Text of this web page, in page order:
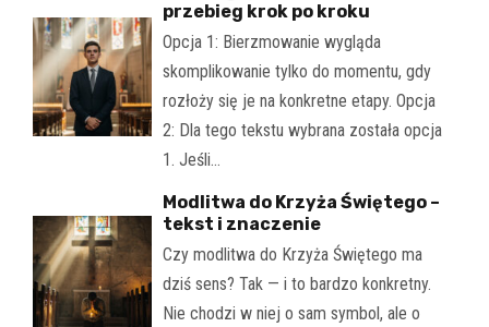
przebieg krok po kroku
Opcja 1: Bierzmowanie wygląda
skomplikowanie tylko do momentu, gdy
rozłoży się je na konkretne etapy. Opcja
2: Dla tego tekstu wybrana została opcja
1. Jeśli…
Modlitwa do Krzyża Świętego –
tekst i znaczenie
Czy modlitwa do Krzyża Świętego ma
dziś sens? Tak — i to bardzo konkretny.
Nie chodzi w niej o sam symbol, ale o